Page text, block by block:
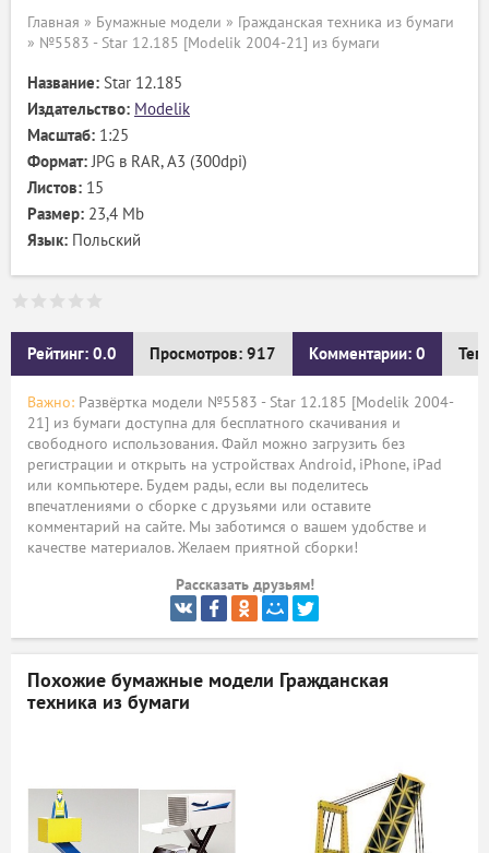
Главная » Бумажные модели » Гражданская техника из бумаги
» №5583 - Star 12.185 [Modelik 2004-21] из бумаги
Название: Star 12.185
Издательство: Modelik
Масштаб: 1:25
Формат:JPG в RAR, А3 (300dpi)
Листов: 15
Размер: 23,4 Mb
Язык: Польский
Рейтинг: 0.0 Просмотров: 917 Комментарии: 0
Важно: Развёртка модели №5583 - Star 12.185 [Modelik 2004-
21] из бумаги доступна для бесплатного скачивания и
свободного использования. Файл можно загрузить без
регистрации и открыть на устройствах Android, iPhone, iPad
или компьютере. Будем рады, если вы поделитесь
впечатлениями о сборке с друзьями или оставите
комментарий на сайте. Мы заботимся о вашем удобстве и
качестве материалов. Желаем приятной сборки!
Рассказать друзьям!
Похожие бумажные модели Гражданская
техника из бумаги